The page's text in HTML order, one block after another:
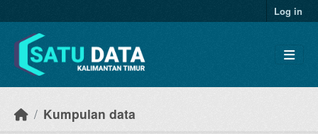
Log in
Kumpulan data